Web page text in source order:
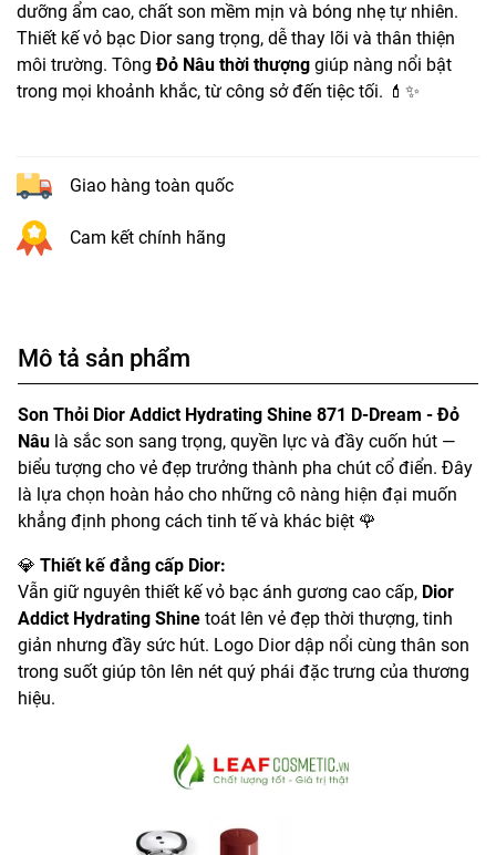
dưỡng ẩm cao, chất son mềm mịn và bóng nhẹ tự nhiên.
Thiết kế vỏ bạc Dior sang trọng, dễ thay lõi và thân thiện
môi trường. TôngĐỏ Nâu thời thượng giúp nàng nổi bật
trong mọi khoảnh khắc, từ công sở đến tiệc tối. 💄✨
Giao hàng toàn quốc
Cam kết chính hãng
Mô tả sản phẩm
Son Thỏi Dior Addict Hydrating Shine 871 D-Dream - Đỏ
Nâu là sắc son sang trọng, quyền lực và đầy cuốn hút —
biểu tượng cho vẻ đẹp trưởng thành pha chút cổ điển. Đây
là lựa chọn hoàn hảo cho những cô nàng hiện đại muốn
khẳng định phong cách tinh tế và khác biệt 🌹
💎 Thiết kế đẳng cấp Dior:
Vẫn giữ nguyên thiết kế vỏ bạc ánh gương cao cấp, Dior
Addict Hydrating Shine toát lên vẻ đẹp thời thượng, tinh
giản nhưng đầy sức hút. Logo Dior dập nổi cùng thân son
trong suốt giúp tôn lên nét quý phái đặc trưng của thương
hiệu.